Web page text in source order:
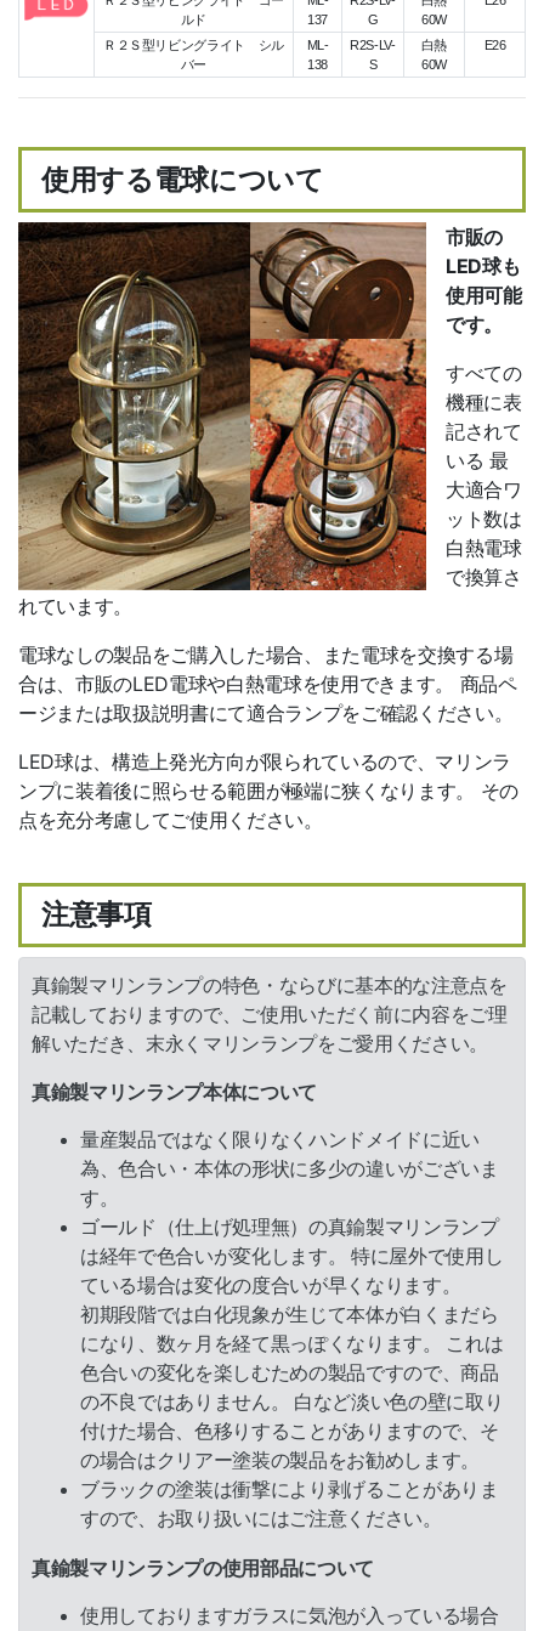
ルド
137
G
60W
Ｒ２Ｓ型リビングライト シル
バー
ML-
138
R2S-LV-
S
白熱
60W
E26
使用する電球について
市販の
LED球も
使用可能
です。
すべての
機種に表
記されて
いる 最
大適合ワ
ット数は
白熱電球
で換算さ
れています。
電球なしの製品をご購入した場合、また電球を交換する場
合は、市販のLED電球や白熱電球を使用できます。 商品ペ
ージまたは取扱説明書にて適合ランプをご確認ください。
LED球は、構造上発光方向が限られているので、マリンラ
ンプに装着後に照らせる範囲が極端に狭くなります。 その
点を充分考慮してご使用ください。
注意事項
真鍮製マリンランプの特色・ならびに基本的な注意点を
記載しておりますので、ご使用いただく前に内容をご理
解いただき、末永くマリンランプをご愛用ください。
真鍮製マリンランプ本体について
量産製品ではなく限りなくハンドメイドに近い
為、色合い・本体の形状に多少の違いがございま
す。
ゴールド（仕上げ処理無）の真鍮製マリンランプ
は経年で色合いが変化します。 特に屋外で使用し
ている場合は変化の度合いが早くなります。
初期段階では白化現象が生じて本体が白くまだら
になり、数ヶ月を経て黒っぽくなります。 これは
色合いの変化を楽しむための製品ですので、商品
の不良ではありません。 白など淡い色の壁に取り
付けた場合、色移りすることがありますので、そ
の場合はクリアー塗装の製品をお勧めします。
ブラックの塗装は衝撃により剥げることがありま
すので、お取り扱いにはご注意ください。
真鍮製マリンランプの使用部品について
使用しておりますガラスに気泡が入っている場合